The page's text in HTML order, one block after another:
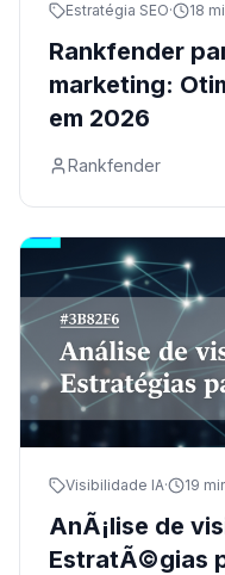
Estratégia SEO· 18
Rankfender
marketing:
em 2026
Rankfender
Visibilidade IA· 19
AnÃ¡lise de
EstratÃ©gias